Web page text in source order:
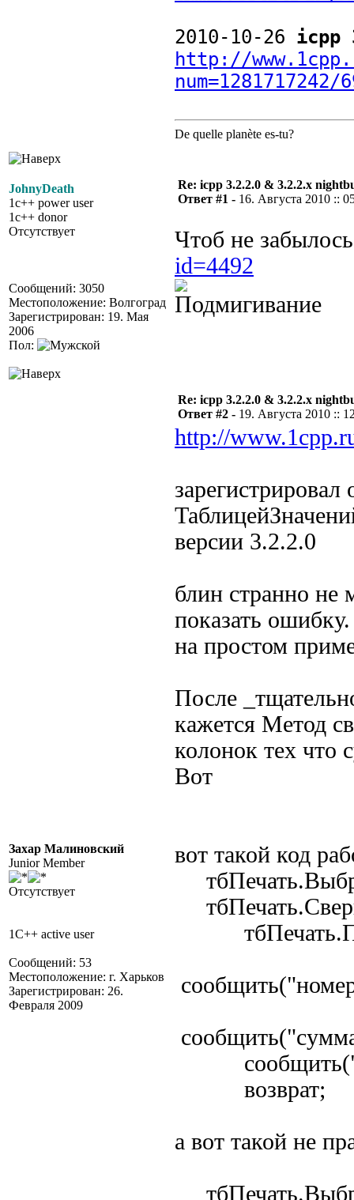
2010-10-26 icpp
http://
num=1281717242/
De quelle planète es-tu?
JohnyDeath
1c++ power user
1c++ donor
Отсутствует
Сообщений: 3050
Местоположение: Волгоград
Зарегистрирован: 19. Мая
2006
Пол:
Re: icpp 3.2.2.0 & 3.2.2.x
Ответ #1 - 16. Августа 2010 ::
Чтоб не
id=4492
Захар Малиновский
Junior Member
Отсутствует
1C++ active user
Сообщений: 53
Местоположение: г. Харьков
Зарегистрирован: 26.
Февраля 2009
Re: icpp 3.2.2.0 & 3.2.2.x
Ответ #2 - 19. Августа 2010 ::
http://
версии 3.2.2.0
блин странно не
показать ошибку.
на простом
После
кажется Метод
колонок тех что
Вот
вот такой код
возврат;
а вот такой не